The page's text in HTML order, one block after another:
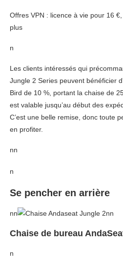
Offres VPN : licence à vie pour 16
plus
n
Les clients intéressés qui
Jungle 2 Series peuvent bénéficier
Bird de 10 %, portant la chaise de
est valable jusqu’au début des
C’est une belle remise, donc toute
en profiter.
nn
n
Se pencher en arrière
nn nn
Chaise de bureau
n